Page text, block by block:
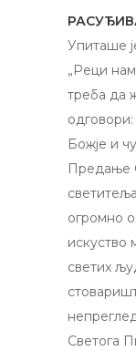
Упиташе
„Реци
треба да
Божје и
Предање
огромно
искуство
светих
Светога